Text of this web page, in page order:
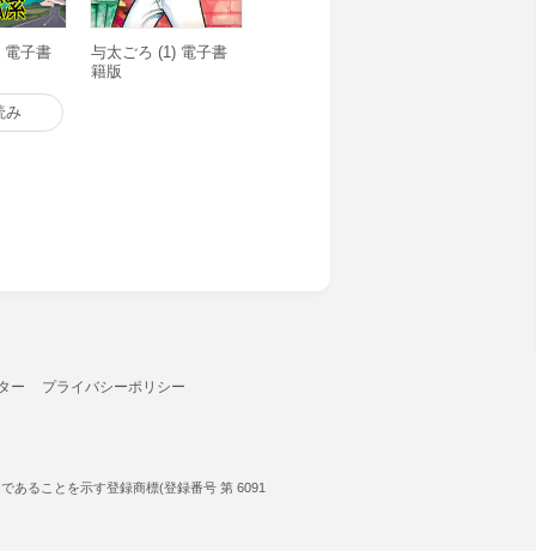
電子書
み
与太ごろ (1) 電子書
籍版
ー プライバシーポリシー
あることを示す登録商標(登録番号 第 6091